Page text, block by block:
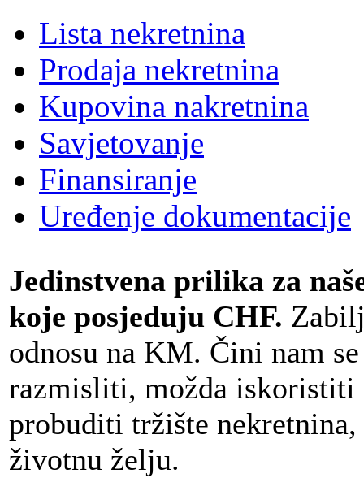
Lista nekretnina
Prodaja nekretnina
Kupovina nakretnina
Savjetovanje
Finansiranje
Uređenje dokumentacije
Jedinstvena prilika za
koje posjeduju CHF.
odnosu na KM. Čini nam
razmisliti, možda
probuditi tržište
životnu želju.